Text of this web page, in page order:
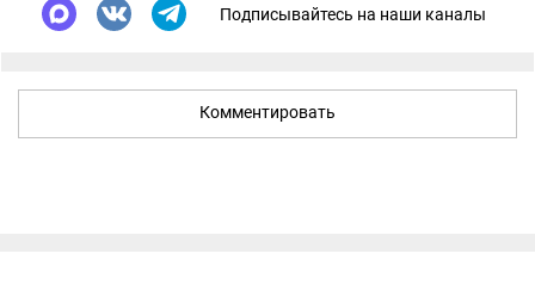
Подписывайтесь на наши каналы
Комментировать